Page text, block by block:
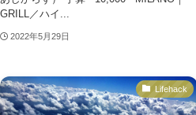
GRILL／ハイ...
2022年5月29日
Lifehack